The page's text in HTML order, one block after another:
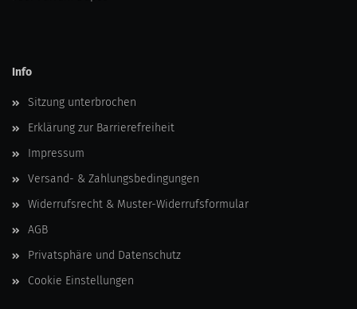
Info
Sitzung unterbrochen
Erklärung zur Barrierefreiheit
Impressum
Versand- & Zahlungsbedingungen
Widerrufsrecht & Muster-Widerrufsformular
AGB
Privatsphäre und Datenschutz
Cookie Einstellungen